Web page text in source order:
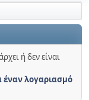
ή δεν είναι
έναν λογαριασμό